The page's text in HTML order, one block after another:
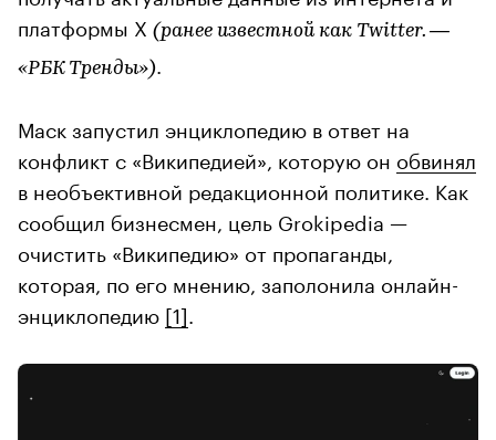
платформы X (ранее известной как Twitter. —
«РБК Тренды»)
Маск запустил энциклопедию в ответ на
конфликт с «Википедией», которую он обвинял
в необъективной редакционной политике. Как
сообщил бизнесмен, цель Grokipedia —
очистить «Википедию» от пропаганды,
которая, по его мнению, заполонила онлайн-
энциклопедию [1]